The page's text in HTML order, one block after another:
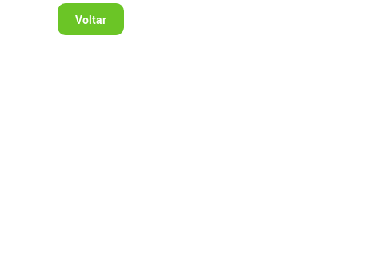
Voltar